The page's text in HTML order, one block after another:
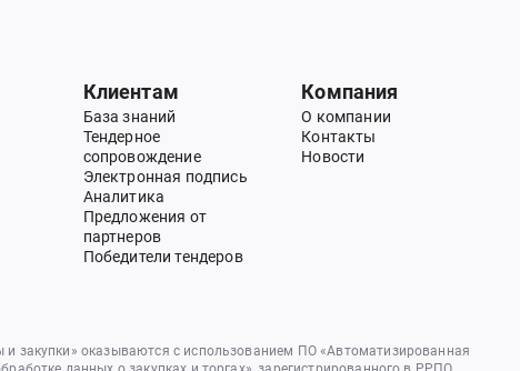
Клиентам
База знаний
Тендерное
сопровождение
Электронная подпись
Аналитика
Предложения от
партнеров
Победители тендеров
Компания
О компании
Контакты
Новости
и закупки» оказываются с использованием ПО «Автоматизированная